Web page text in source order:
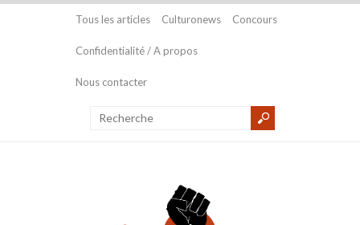
Tous les articles Culturonews Concours
Confidentialité / A propos
Nous contacter